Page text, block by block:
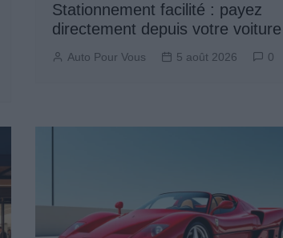
Stationnement facilité : payez
directement depuis votre voiture
Auto Pour Vous 5 août 2026 0